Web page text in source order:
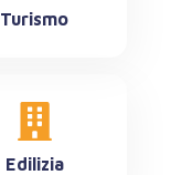
Turismo
Edilizia